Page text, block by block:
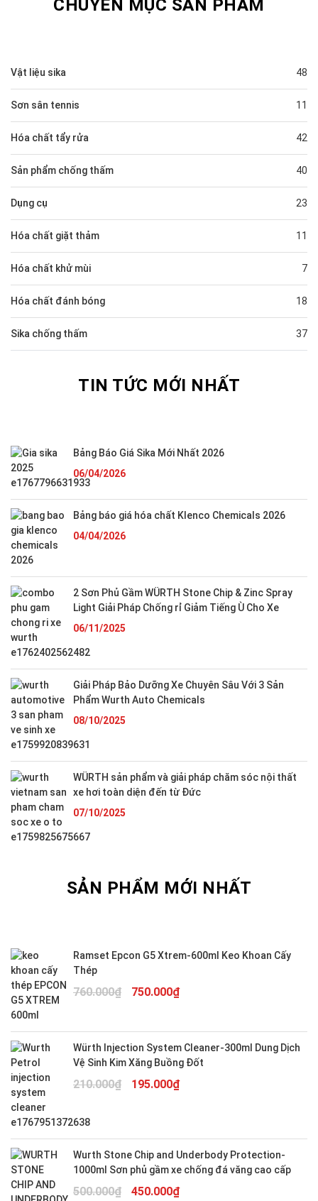
CHUYÊN MỤC SẢN PHẨM
Vật liệu sika 48
Sơn sân tennis 11
Hóa chất tẩy rửa 42
Sản phẩm chống thấm 40
Dụng cụ 23
Hóa chất giặt thảm 11
Hóa chất khử mùi 7
Hóa chất đánh bóng 18
Sika chống thấm 37
TIN TỨC MỚI NHẤT
Bảng Báo Giá Sika Mới Nhất 2026
06/04/2026
Bảng báo giá hóa chất Klenco Chemicals 2026
04/04/2026
2 Sơn Phủ Gầm WÜRTH Stone Chip & Zinc Spray
Light Giải Pháp Chống rỉ Giảm Tiếng Ù Cho Xe
06/11/2025
Giải Pháp Bảo Dưỡng Xe Chuyên Sâu Với 3 Sản
Phẩm Wurth Auto Chemicals
08/10/2025
WÜRTH sản phẩm và giải pháp chăm sóc nội thất
xe hơi toàn diện đến từ Đức
07/10/2025
SẢN PHẨM MỚI NHẤT
Ramset Epcon G5 Xtrem-600ml Keo Khoan Cấy
Thép
760.000₫
Giá
750.000₫Giá
750.000₫.
Würth Injection System Cleaner-300ml Dung Dịch
Vệ Sinh Kim Xăng Buồng Đốt
210.000₫
Giá
195.000₫Giá
Wurth Stone Chip and Underbody Protection-
1000ml Sơn phủ gầm xe chống đá văng cao cấp
500.000₫
Giá
450.000₫Giá